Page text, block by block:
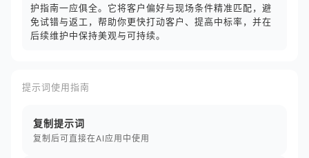
护指南一应俱全。它将客户偏好与现场条件精准匹配，避
免试错与返工，帮助你更快打动客户、提高中标率，并在
后续维护中保持美观与可持续。
提示词使用指南
复制提示词
复制后可直接在AI应用中使用